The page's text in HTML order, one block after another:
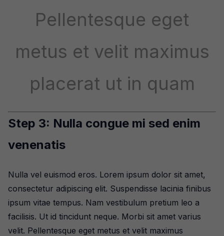
Pellentesque eget
metus et velit maximus
placerat ut in quam
Step 3: Nulla congue mi sed enim
venenatis
Nulla vel euismod eros. Lorem ipsum dolor sit amet,
consectetur adipiscing elit. Suspendisse lacinia finibus
ipsum vitae tempus. Nam vestibulum pretium leo a
facilisis. Ut id tincidunt neque. Morbi sit amet varius
velit. Pellentesque eget metus et velit maximus